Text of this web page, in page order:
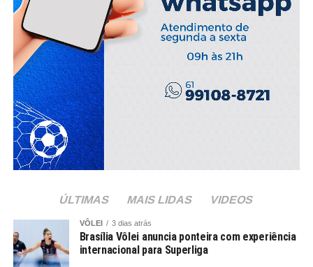
ÚLTIMAS MAIS LIDAS VIDEOS
VÔLEI 3 dias atrás
Brasília Vôlei anuncia ponteira com experiência
internacional para Superliga